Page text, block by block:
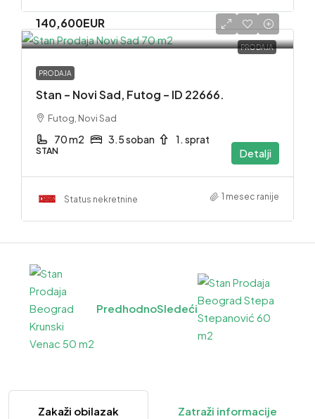
PRODAJA
140,600EUR
PRODAJA
Stan – Novi Sad, Futog – ID 22666.
Futog, Novi Sad
70 m2 3.5 soban 1. sprat
STAN Detalji
Status nekretnine 1 mesec ranije
PredhodnoSledeći
Zakaži obilazak Zatraži informacije